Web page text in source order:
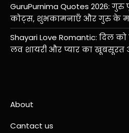
GuruPurnima Quotes 2026: गुरु
कोट्स, शुभकामनाएँ और गुरु के
Shayari Love Romantic: दिल
लव शायरी और प्यार का खूबसूरत
About
Cantact us